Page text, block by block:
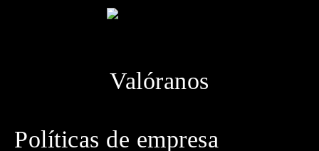
Valóranos
Políticas de empresa